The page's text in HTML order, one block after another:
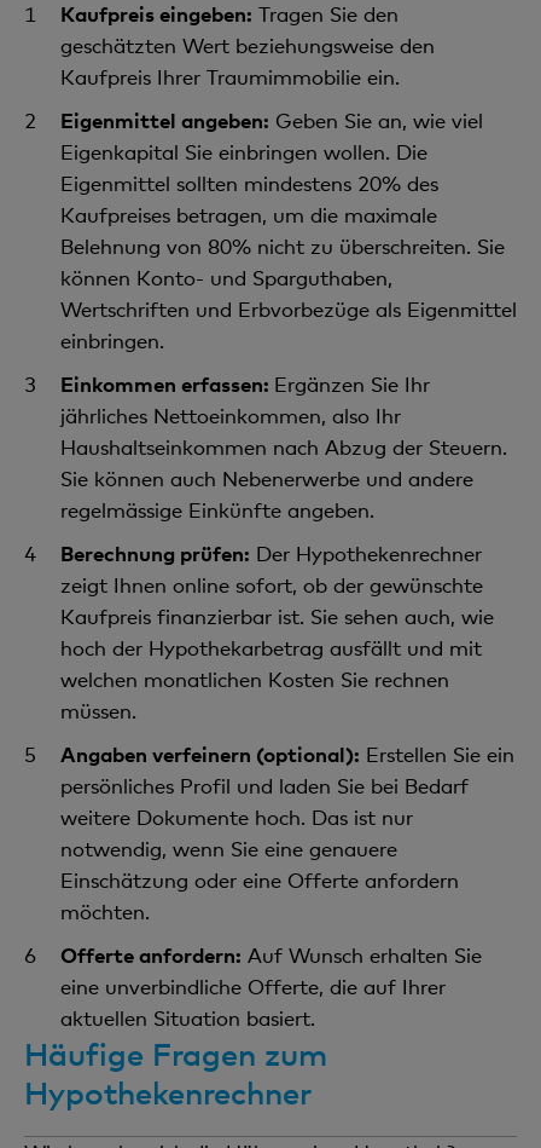
Kaufpreis eingeben: Tragen Sie den
geschätzten Wert beziehungsweise den
Kaufpreis Ihrer Traumimmobilie ein.
Eigenmittel angeben: Geben Sie an, wie viel
Eigenkapital Sie einbringen wollen. Die
Eigenmittel sollten mindestens 20% des
Kaufpreises betragen, um die maximale
Belehnung von 80% nicht zu überschreiten. Sie
können Konto- und Sparguthaben,
Wertschriften und Erbvorbezüge als Eigenmittel
einbringen.
Einkommen erfassen: Ergänzen Sie Ihr
jährliches Nettoeinkommen, also Ihr
Haushaltseinkommen nach Abzug der Steuern.
Sie können auch Nebenerwerbe und andere
regelmässige Einkünfte angeben.
Berechnung prüfen: Der Hypothekenrechner
zeigt Ihnen online sofort, ob der gewünschte
Kaufpreis finanzierbar ist. Sie sehen auch, wie
hoch der Hypothekarbetrag ausfällt und mit
welchen monatlichen Kosten Sie rechnen
müssen.
Angaben verfeinern (optional): Erstellen Sie ein
persönliches Profil und laden Sie bei Bedarf
weitere Dokumente hoch. Das ist nur
notwendig, wenn Sie eine genauere
Einschätzung oder eine Offerte anfordern
möchten.
Offerte anfordern: Auf Wunsch erhalten Sie
eine unverbindliche Offerte, die auf Ihrer
aktuellen Situation basiert.
Häufige Fragen zum
Hypothekenrechner